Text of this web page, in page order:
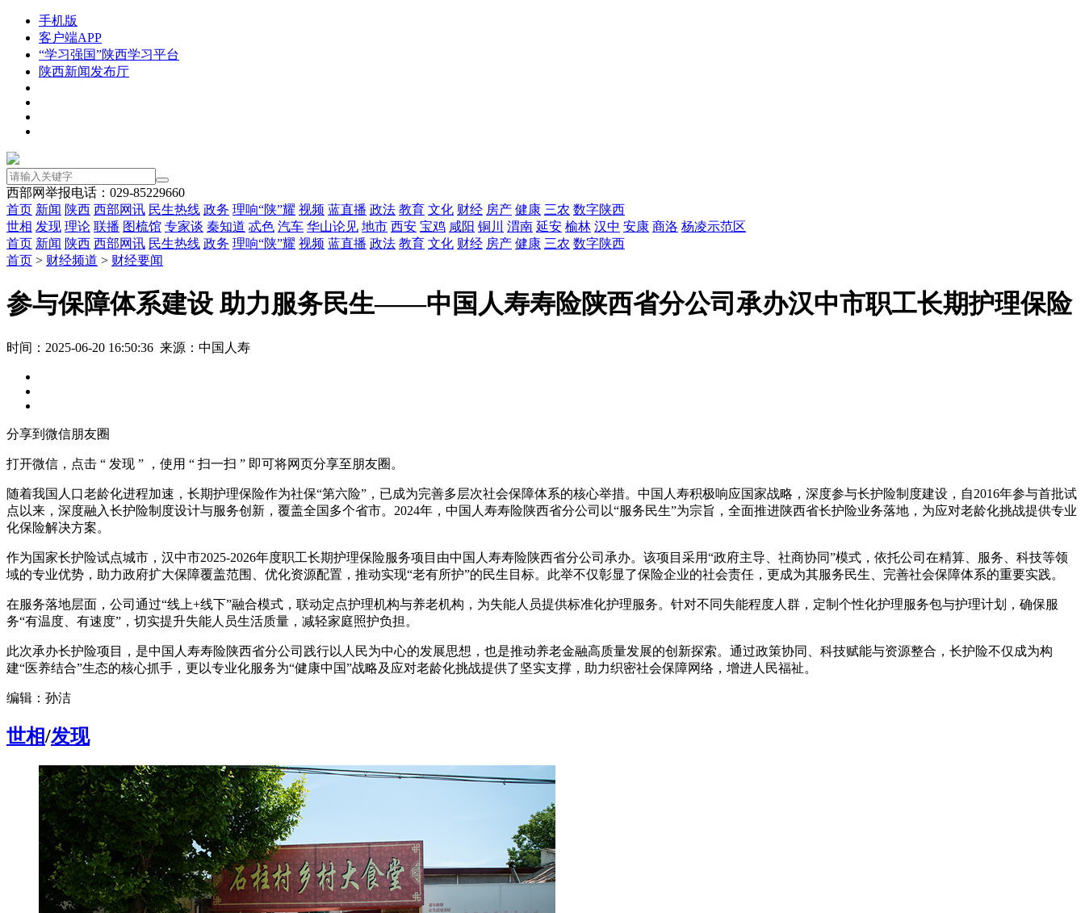
手机版
客户端APP
“学习强国”陕西学习平台
陕西新闻发布厅
西部网举报电话：029-85229660
首页 新闻 陕西 西部网讯 民生热线 政务 理响“陕”耀 视频 蓝直播 政法 教育 文化 财经 房产 健康 三农 数字陕西
世相 发现 理论 联播 图梳馆 专家谈 秦知道 忒色 汽车 华山论见 地市 西安 宝鸡 咸阳 铜川 渭南 延安 榆林 汉中 安康 商洛 杨凌示范区
首页 新闻 陕西 西部网讯 民生热线 政务 理响“陕”耀 视频 蓝直播 政法 教育 文化 财经 房产 健康 三农 数字陕西
首页 > 财经频道 > 财经要闻
参与保障体系建设 助力服务民生——中国人寿寿险陕西省分公司承办汉中市职工长期护理保险
时间：2025-06-20 16:50:36 来源：中国人寿
分享到微信朋友圈
打开微信，点击 “ 发现 ” ，使用 “ 扫一扫 ” 即可将网页分享至朋友圈。
随着我国人口老龄化进程加速，长期护理保险作为社保“第六险”，已成为完善多层次社会保障体系的核心举措。中国人寿积极响应国家战略，深度参与长护险制度建设，自2016年参与首批试
点以来，深度融入长护险制度设计与服务创新，覆盖全国多个省市。2024年，中国人寿寿险陕西省分公司以“服务民生”为宗旨，全面推进陕西省长护险业务落地，为应对老龄化挑战提供专业
化保险解决方案。
作为国家长护险试点城市，汉中市2025-2026年度职工长期护理保险服务项目由中国人寿寿险陕西省分公司承办。该项目采用“政府主导、社商协同”模式，依托公司在精算、服务、科技等领
域的专业优势，助力政府扩大保障覆盖范围、优化资源配置，推动实现“老有所护”的民生目标。此举不仅彰显了保险企业的社会责任，更成为其服务民生、完善社会保障体系的重要实践。
在服务落地层面，公司通过“线上+线下”融合模式，联动定点护理机构与养老机构，为失能人员提供标准化护理服务。针对不同失能程度人群，定制个性化护理服务包与护理计划，确保服
务“有温度、有速度”，切实提升失能人员生活质量，减轻家庭照护负担。
此次承办长护险项目，是中国人寿寿险陕西省分公司践行以人民为中心的发展思想，也是推动养老金融高质量发展的创新探索。通过政策协同、科技赋能与资源整合，长护险不仅成为构
建“医养结合”生态的核心抓手，更以专业化服务为“健康中国”战略及应对老龄化挑战提供了坚实支撑，助力织密社会保障网络，增进人民福祉。
编辑：孙洁
世相/发现